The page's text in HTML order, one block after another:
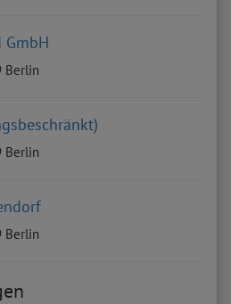
GmbH
Berlin
Berlin
Berlin